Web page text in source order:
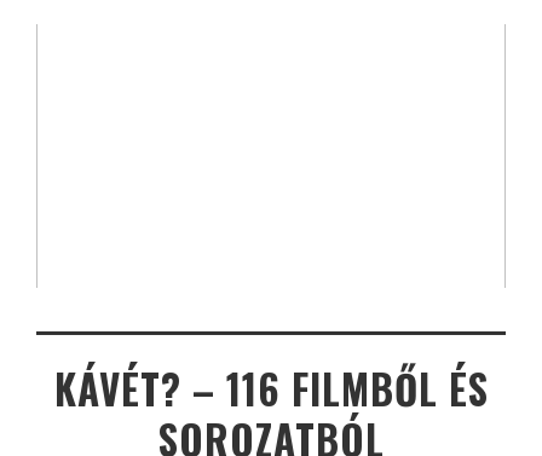
KÁVÉT? – 116 FILMBŐL ÉS
SOROZATBÓL